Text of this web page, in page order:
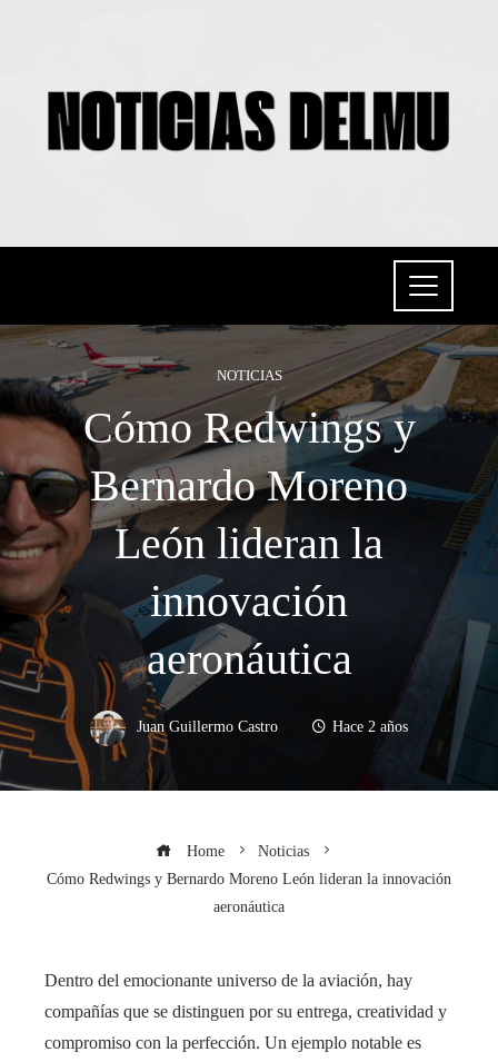
NOTICIAS
Cómo Redwings y
Bernardo Moreno
León lideran la
innovación
aeronáutica
Juan Guillermo Castro Hace 2 años
Home
Noticias
Cómo Redwings y Bernardo Moreno León lideran la innovación
aeronáutica
Dentro del emocionante universo de la aviación, hay
compañías que se distinguen por su entrega, creatividad y
compromiso con la perfección. Un ejemplo notable es